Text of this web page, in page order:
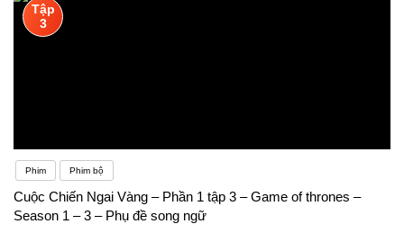
Tập
3
Phim Phim bộ
Cuộc Chiến Ngai Vàng – Phần 1 tập 3 – Game of thrones –
Season 1 – 3 – Phụ đề song ngữ